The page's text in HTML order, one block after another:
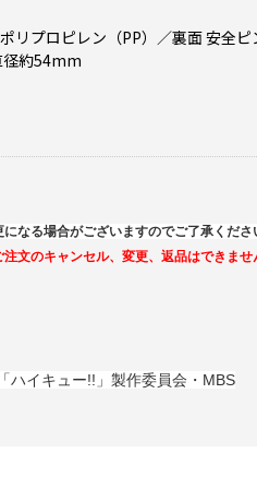
リプロピレン（PP）／裏面 安全ピ
約54mm
なる場合がございますのでご了承くださ
文のキャンセル、変更、返品はできませ
ハイキュー!!」製作委員会・MBS